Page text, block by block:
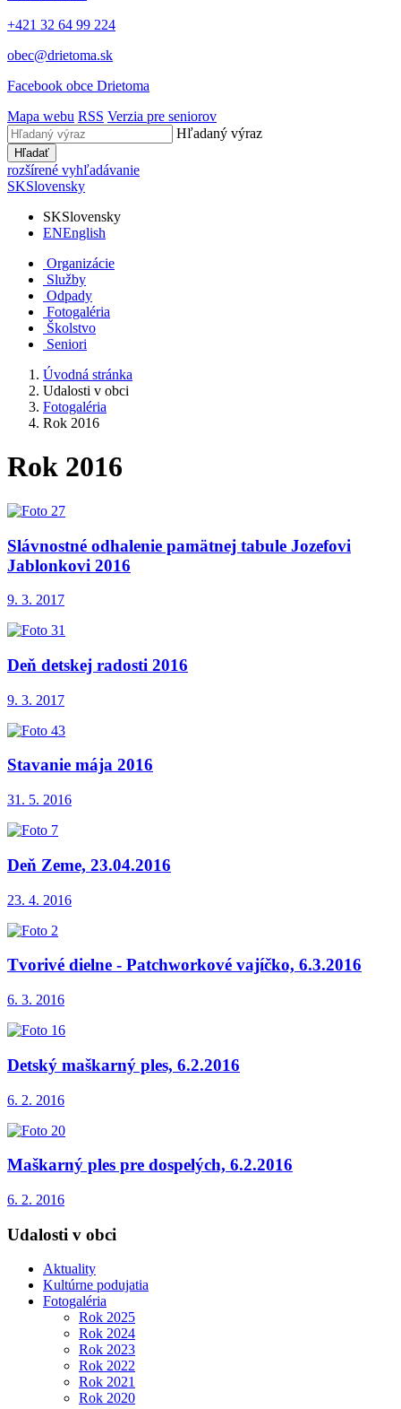
+421 32 64 99 224
obec@drietoma.sk
Facebook obce Drietoma
Mapa webu RSS Verzia pre seniorov
Hľadaný výraz
Hľadať
rozšírené vyhľadávanie
SKSlovensky
SKSlovensky
ENEnglish
Organizácie
Služby
Odpady
Fotogaléria
Školstvo
Seniori
Úvodná stránka
Udalosti v obci
Fotogaléria
Rok 2016
Rok 2016
Slávnostné odhalenie pamätnej tabule Jozefovi
Jablonkovi 2016
9. 3. 2017
Deň detskej radosti 2016
9. 3. 2017
Stavanie mája 2016
31. 5. 2016
Deň Zeme, 23.04.2016
23. 4. 2016
Tvorivé dielne - Patchworkové vajíčko, 6.3.2016
6. 3. 2016
Detský maškarný ples, 6.2.2016
6. 2. 2016
Maškarný ples pre dospelých, 6.2.2016
6. 2. 2016
Udalosti v obci
Aktuality
Kultúrne podujatia
Fotogaléria
Rok 2025
Rok 2024
Rok 2023
Rok 2022
Rok 2021
Rok 2020